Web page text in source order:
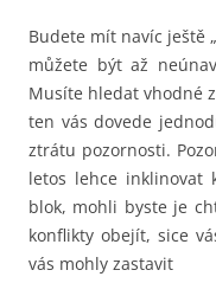
Budete mít navíc ještě
můžete být až
Musíte hledat vhodné
ten vás dovede
ztrátu pozornosti.
letos lehce inklinovat
blok, mohli byste je
konflikty obejít, sice
vás mohly zastavit